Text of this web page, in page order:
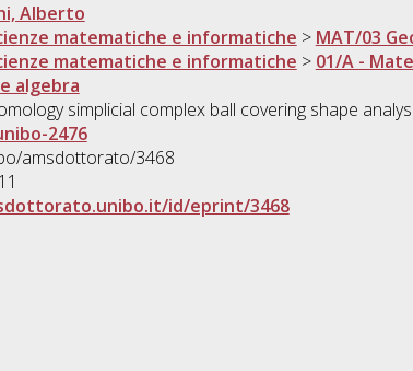
Alberto
matematiche e informatiche > MAT/03
matematiche e informatiche > 01/A -
algebra
simplicial complex ball covering shape
2476
amsdottorato/3468
id/eprint/3468